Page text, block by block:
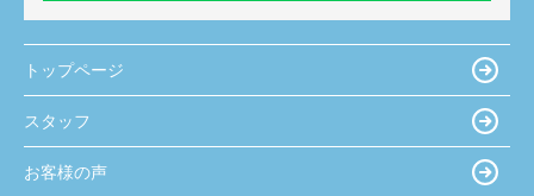
トップページ
スタッフ
お客様の声